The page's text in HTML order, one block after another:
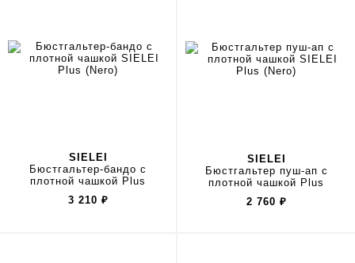
SIELEI
Бюстгальтер-бандо с
плотной чашкой Plus
3 210 ₽
SIELEI
Бюстгальтер пуш-ап с
плотной чашкой Plus
2 760 ₽